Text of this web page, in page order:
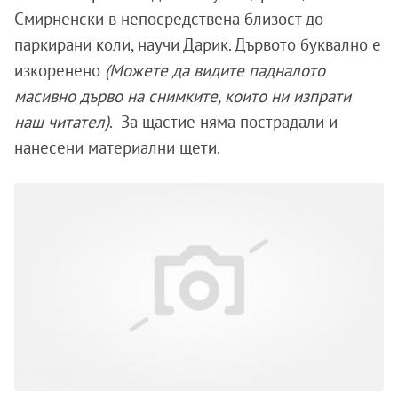
Смирненски в непосредствена близост до
паркирани коли, научи Дарик. Дървото буквално е
изкоренено (Можете да видите падналото
масивно дърво на снимките, които ни изпрати
наш читател). За щастие няма пострадали и
нанесени материални щети.